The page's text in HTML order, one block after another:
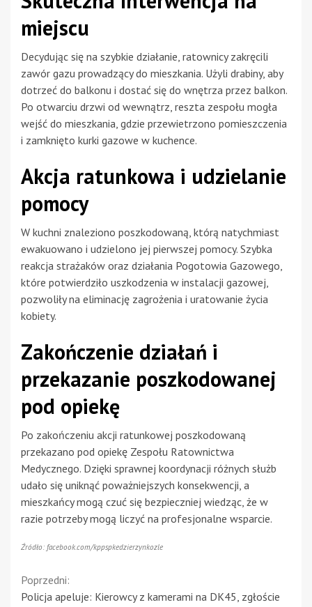
miejscu
Decydując się na szybkie działanie, ratownicy zakręcili
zawór gazu prowadzący do mieszkania. Użyli drabiny, aby
dotrzeć do balkonu i dostać się do wnętrza przez balkon.
Po otwarciu drzwi od wewnątrz, reszta zespołu mogła
wejść do mieszkania, gdzie przewietrzono pomieszczenia
i zamknięto kurki gazowe w kuchence.
Akcja ratunkowa i udzielanie
pomocy
W kuchni znaleziono poszkodowaną, którą natychmiast
ewakuowano i udzielono jej pierwszej pomocy. Szybka
reakcja strażaków oraz działania Pogotowia Gazowego,
które potwierdziło uszkodzenia w instalacji gazowej,
pozwoliły na eliminację zagrożenia i uratowanie życia
kobiety.
Zakończenie działań i
przekazanie poszkodowanej
pod opiekę
Po zakończeniu akcji ratunkowej poszkodowaną
przekazano pod opiekę Zespołu Ratownictwa
Medycznego. Dzięki sprawnej koordynacji różnych służb
udało się uniknąć poważniejszych konsekwencji, a
mieszkańcy mogą czuć się bezpieczniej wiedząc, że w
razie potrzeby mogą liczyć na profesjonalne wsparcie.
Źródło: facebook.com/kppspkedzierzynkozle
Continue
Poprzedni:
Policja apeluje: Kierowcy z kamerami na DK45, zgłoście